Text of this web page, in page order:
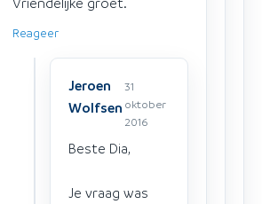
Reageer
Jeroen
Wolfsen
31
oktober
2016
Beste Dia,
Je vraag was